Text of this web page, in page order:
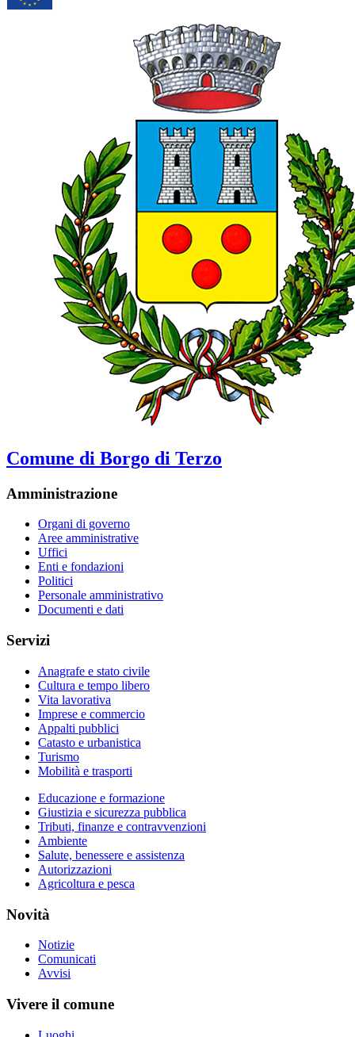
Comune di Borgo di Terzo
Amministrazione
Organi di governo
Aree amministrative
Uffici
Enti e fondazioni
Politici
Personale amministrativo
Documenti e dati
Servizi
Anagrafe e stato civile
Cultura e tempo libero
Vita lavorativa
Imprese e commercio
Appalti pubblici
Catasto e urbanistica
Turismo
Mobilità e trasporti
Educazione e formazione
Giustizia e sicurezza pubblica
Tributi, finanze e contravvenzioni
Ambiente
Salute, benessere e assistenza
Autorizzazioni
Agricoltura e pesca
Novità
Notizie
Comunicati
Avvisi
Vivere il comune